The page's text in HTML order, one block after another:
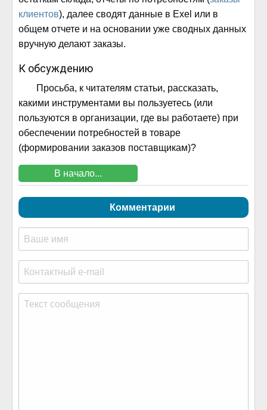
клиентов), далее сводят данные в Exel или в
общем отчете и на основании уже сводных данных
вручную делают заказы.
К обсуждению
Просьба, к читателям статьи, рассказать,
какими инструментами вы пользуетесь (или
пользуются в организации, где вы работаете) при
обеспечении потребностей в товаре
(формировании заказов поставщикам)?
В начало...
Комментарии